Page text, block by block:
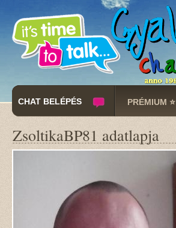
CHAT BELÉPÉS PRÉMIUM ⭐
ZsoltikaBP81 adatlapja